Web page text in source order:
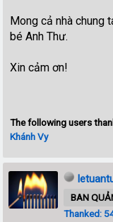
Mong cả nhà chung
bé Anh Thư.
Xin cảm ơn!
The following users
Khánh Vy
BAN
Thanked: